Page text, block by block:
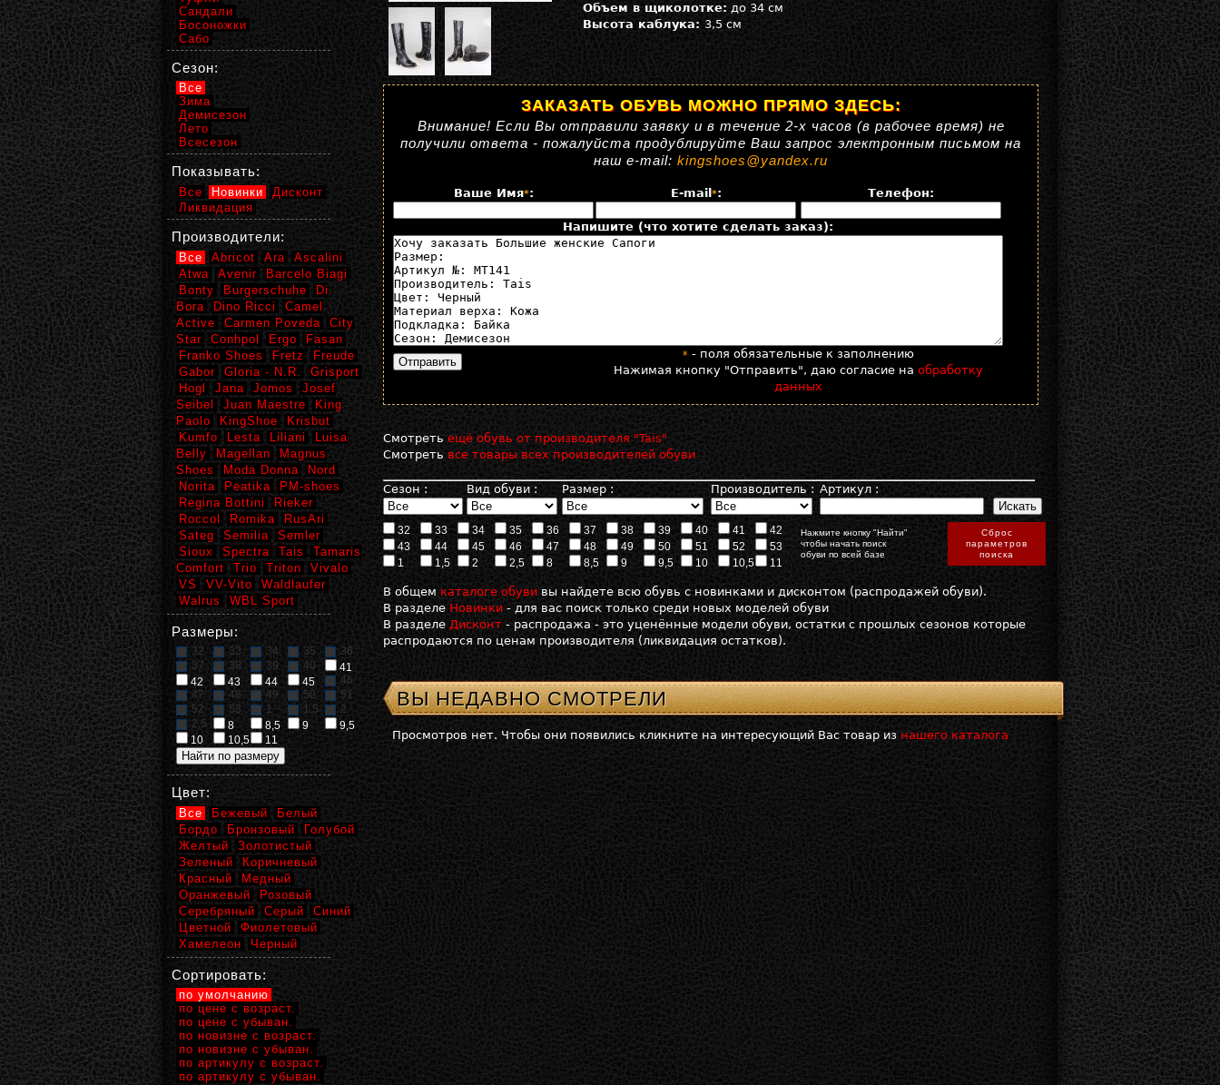
Объем в щиколотке: до 34 см
Высота каблука: 3,5 см
ЗАКАЗАТЬ ОБУВЬ МОЖНО ПРЯМО ЗДЕСЬ:
Внимание! Если Вы отправили заявку и в течение 2-х часов (в рабочее время) не
получили ответа - пожалуйста продублируйте Ваш запрос электронным письмом на
наш e-mail: kingshoes@yandex.ru
Ваше Имя*: E-mail *: Телефон:
Напишите (что хотите сделать заказ):
* - поля обязательные к заполнению
Нажимая кнопку "Отправить", даю согласие на обработку
данных
Смотретьещё обувь от производителя "Tais"
Смотреть все товары всех производителей обуви
Сезон : Вид обуви : Размер : Производитель : Артикул :
32 33 34 35 36 37 38 39 40 41
42
43
44 45 46 47 48 49 50 51 52
53
1
1,5 2 2,5 8 8,5 9 9,5 10 10,5 11
Нажмите кнопку "Найти"
чтобы начать поиск
обуви по всей базе
Сброс
параметров
поиска
В общем каталоге обуви вы найдете всю обувь с новинками и дисконтом (распродажей обуви).
В разделе Новинки - для вас поиск только среди новых моделей обуви
В разделе Дисконт - распродажа - это уценённые модели обуви, остатки с прошлых сезонов которые
распродаются по ценам производителя (ликвидация остатков).
ВЫ НЕДАВНО СМОТРЕЛИ
Просмотров нет. Чтобы они появились кликните на интересующий Вас товар из нашего каталога
Сандали
Босоножки
Сабо
Сезон:
Все
Зима
Демисезон
Лето
Всесезон
Показывать:
Все Новинки
Дисконт
Ликвидация
Производители:
Все Abricot Ara
Ascalini
Atwa
Avenir
Barcelo Biagi
Bonty
Burgerschuhe
Di
Bora
Dino Ricci
Camel
Active
Carmen Poveda
City
Star
Conhpol Ergo
Fasan
Franko Shoes
Fretz
Freude
Gabor
Gloria - N.R.
Grisport
Hogl
Jana Jomos
Josef
Seibel
Juan Maestre
King
Paolo
KingShoe
Krisbut
Kumfo
Lesta Liliani
Luisa
Belly
Magellan
Magnus
Shoes
Moda Donna
Nord
Norita
Peatika
PM-shoes
Regina Bottini
Rieker
Roccol
Romika
RusAri
Sateg
Semilia
Semler
Sioux
Spectra Tais
Tamaris
Comfort
Trio Triton
Vivalo
VS
VV-Vito
Waldlaufer
Walrus
WBL Sport
Размеры:
32 33 34 35
36
37
38 39 40
41
42
43 44 45
46
47
48 49 50
51
52
53 1 1,5
2
2,5
8 8,5 9
9,5
10
10,5 11
Цвет:
Все Бежевый
Белый
Бордо
Бронзовый
Голубой
Желтый
Золотистый
Зеленый
Коричневый
Красный
Медный
Оранжевый
Розовый
Серебряный
Серый
Синий
Цветной
Фиолетовый
Хамелеон
Черный
Сортировать:
по умолчанию
по цене с возраст.
по цене с убыван.
по новизне с возраст.
по новизне с убыван.
по артикулу с возраст.
по артикулу с убыван.